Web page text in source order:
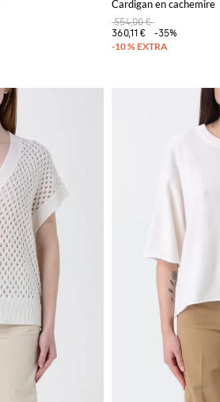
Cardigan en cachemire
554,00 €
360,11 €
-35%